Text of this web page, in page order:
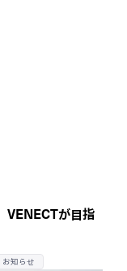
VENECTが目指
お知らせ